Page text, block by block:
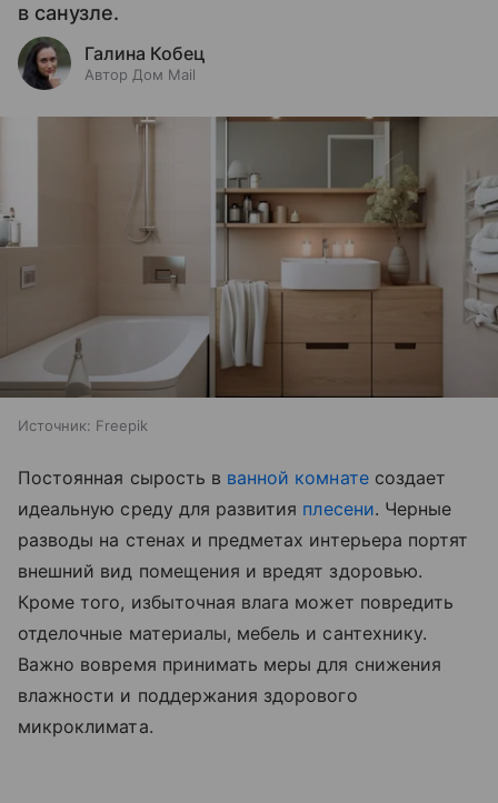
в санузле.
Галина Кобец
Автор Дом Mail
Источник: Freepik
Постоянная сырость в ванной комнатесоздает
идеальную среду для развития плесени. Черные
разводы на стенах и предметах интерьера портят
внешний вид помещения и вредят здоровью.
Кроме того, избыточная влага может повредить
отделочные материалы, мебель и сантехнику.
Важно вовремя принимать меры для снижения
влажности и поддержания здорового
микроклимата.